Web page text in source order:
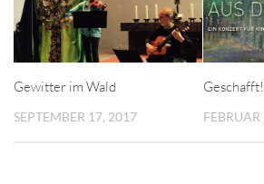
Gewitter im Wald
SEPTEMBER 17, 2017
Geschafft!